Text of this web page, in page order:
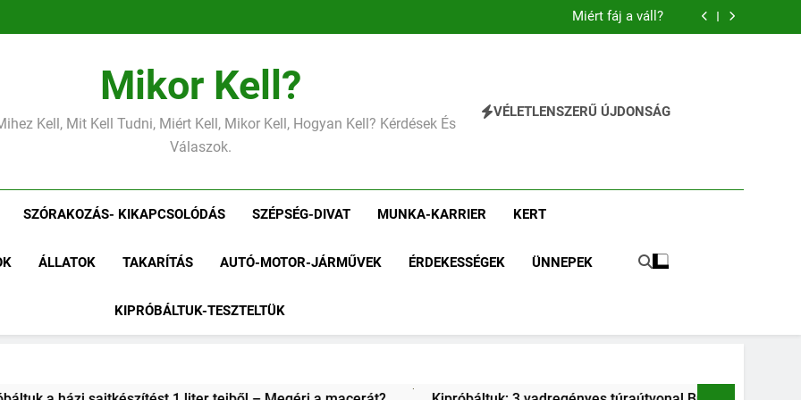
Miért fáj a váll?
Mit jelent az alacsony vérnyomás?
Miért zsibbad a kéz?
Mikor Kell?
Kell, Mit Kell Tudni, Miért Kell, Mikor Kell, Hogyan Kell? Kérdések És
Válaszok.
VÉLETLENSZERŰ ÚJDONSÁG
SZÓRAKOZÁS- KIKAPCSOLÓDÁS SZÉPSÉG-DIVAT MUNKA-KARRIER KERT
ÁLLATOK TAKARÍTÁS AUTÓ-MOTOR-JÁRMŰVEK ÉRDEKESSÉGEK ÜNNEPEK
KIPRÓBÁLTUK-TESZTELTÜK